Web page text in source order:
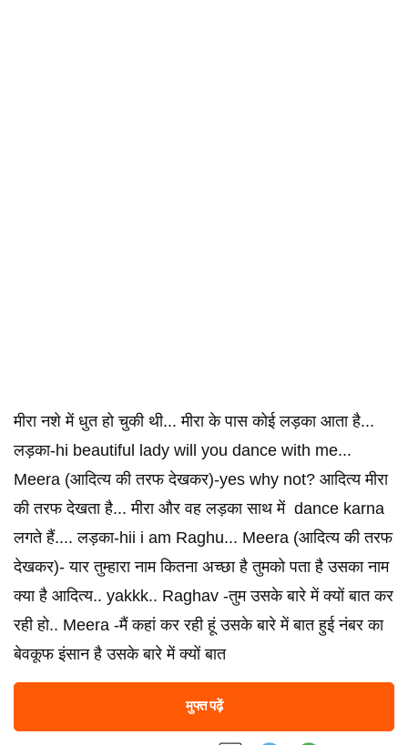
मीरा नशे में धुत हो चुकी थी... मीरा के पास कोई लड़का आता है...
लड़का-hi beautiful lady will you dance with me...
Meera (आदित्य की तरफ देखकर)-yes why not? आदित्य मीरा
की तरफ देखता है... मीरा और वह लड़का साथ में dance karna
लगते हैं.... लड़का-hii i am Raghu... Meera (आदित्य की तरफ
देखकर)- यार तुम्हारा नाम कितना अच्छा है तुमको पता है उसका नाम
क्या है आदित्य.. yakkk.. Raghav -तुम उसके बारे में क्यों बात कर
रही हो.. Meera -मैं कहां कर रही हूं उसके बारे में बात हुई नंबर का
बेवकूफ इंसान है उसके बारे में क्यों बात
मुफ्त पढ़ें